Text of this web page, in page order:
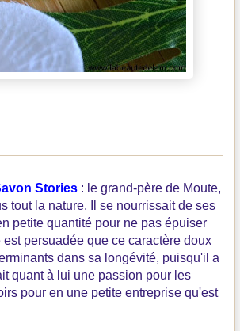
Stories : le grand-père de Moute,
tout la nature. Il se nourrissait de ses
petite quantité pour ne pas épuiser
persuadée que ce caractère doux
dans sa longévité, puisqu'il a
quant à lui une passion pour les
pour en une petite entreprise qu'est